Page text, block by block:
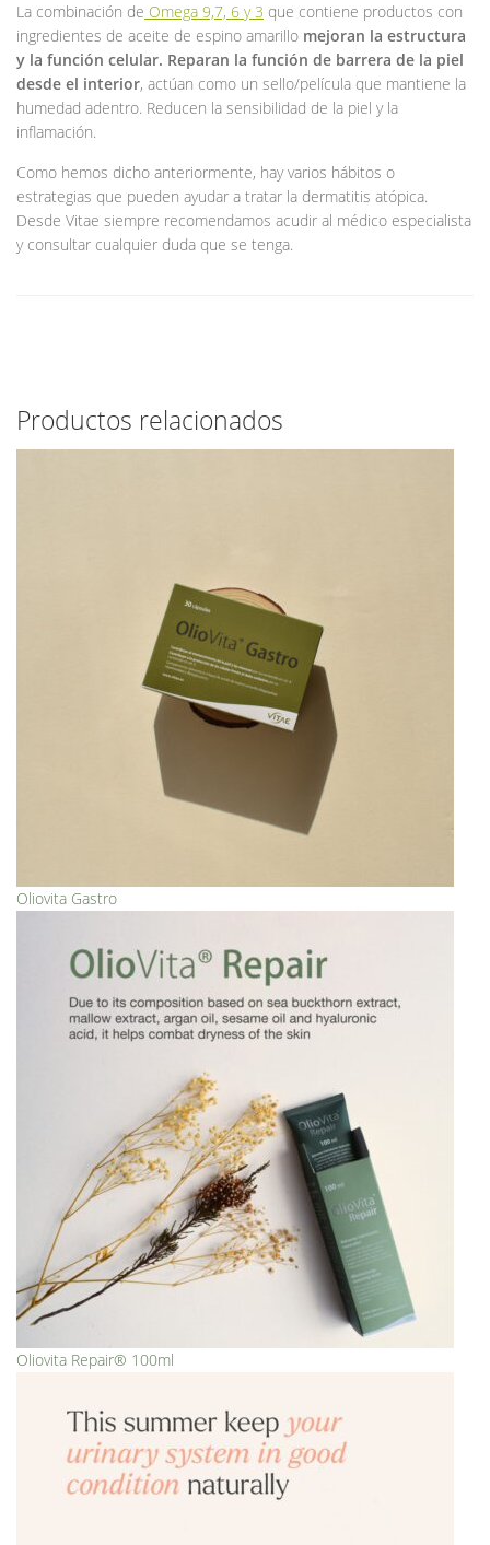
La combinación de Omega 9,7, 6 y 3 que contiene productos con
ingredientes de aceite de espino amarillo mejoran la estructura
y la función celular. Reparan la función de barrera de la piel
desde el interior, actúan como un sello/película que mantiene la
humedad adentro. Reducen la sensibilidad de la piel y la
inflamación.
Como hemos dicho anteriormente, hay varios hábitos o
estrategias que pueden ayudar a tratar la dermatitis atópica.
Desde Vitae siempre recomendamos acudir al médico especialista
y consultar cualquier duda que se tenga.
Productos relacionados
Oliovita Gastro
Oliovita Repair® 100ml